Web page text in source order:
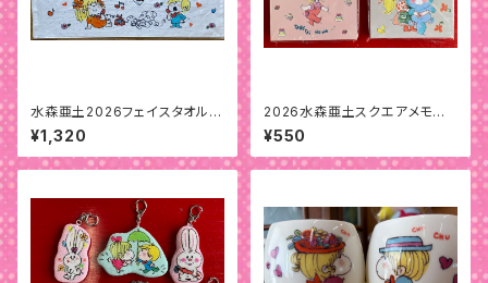
水森亜土2026フェイスタオル
「テレフォン」
¥1,320
2026水森亜土スクエアメモパッ
ド
¥550